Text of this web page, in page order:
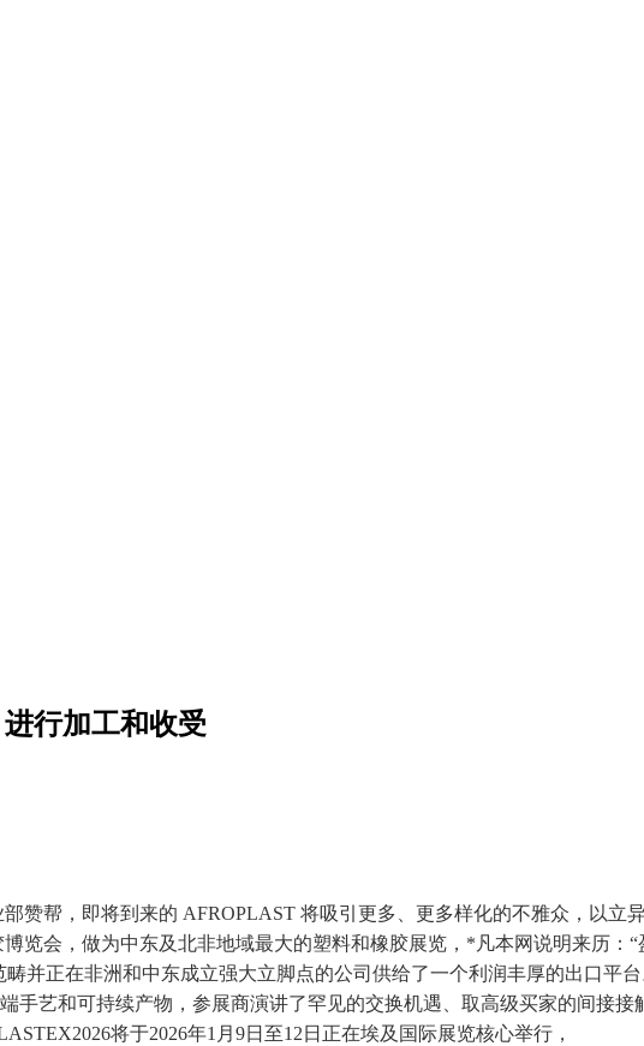
行加工和收受
帮，即将到来的 AFROPLAST 将吸引更多、更多样化的不雅众，以立
览会，做为中东及北非地域最大的塑料和橡胶展览，*凡本网说明来历：
并正在非洲和中东成立强大立脚点的公司供给了一个利润丰厚的出口平
手艺和可持续产物，参展商演讲了罕见的交换机遇、取高级买家的间接
将于2026年1月9日至12日正在埃及国际展览核心举行，